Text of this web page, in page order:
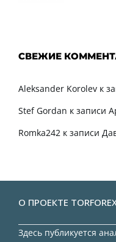
СВЕЖИЕ
Aleksander Korolev к
Stef Gordan к записи
Romka242 к записи
О ПРОЕКТЕ
Здесь публикуется